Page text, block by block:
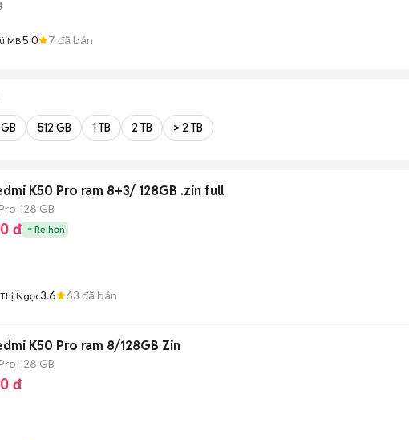
MB5.0 7 đã bán
512 GB 1 TB 2 TB > 2 TB
K50 Pro ram 8+3/ 128GB .zin full
128 GB
đ Rẻ hơn
Ngọc3.6 63 đã bán
K50 Pro ram 8/128GB Zin
128 GB
đ